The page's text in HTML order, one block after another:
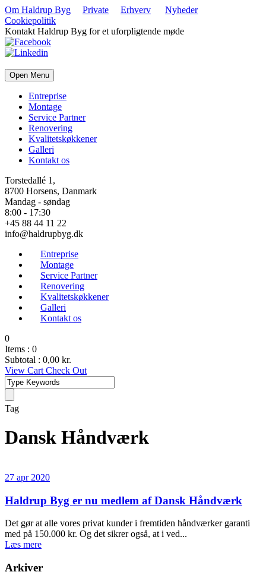
Om Haldrup Byg Private Erhverv
Nyheder
Cookiepolitik
Kontakt Haldrup Byg for et uforpligtende møde
Open Menu
Entreprise
Montage
Service Partner
Renovering
Kvalitetskøkkener
Galleri
Kontakt os
Torstedallé 1,
8700 Horsens, Danmark
Mandag - søndag
8:00 - 17:30
+45 88 44 11 22
info@haldrupbyg.dk
Entreprise
Montage
Service Partner
Renovering
Kvalitetskøkkener
Galleri
Kontakt os
0
Items : 0
Subtotal : 0,00 kr.
View Cart Check Out
Tag
Dansk Håndværk
27 apr 2020
Haldrup Byg er nu medlem af Dansk Håndværk
Det gør at alle vores privat kunder i fremtiden håndværker garanti
med på 150.000 kr. Og det sikrer også, at i ved...
Læs mere
Arkiver